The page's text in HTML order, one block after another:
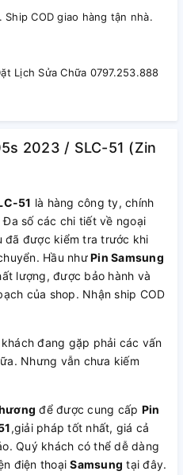
COD giao hàng tận nhà.
Lịch Sửa Chữa 0797.253.888
2023 / SLC-51 (Zin
51 là hàng công ty, chính
số các chi tiết về ngoại
đã được kiểm tra trước khi
Hầu nhưPin Samsung
lượng, được bảo hành và
của shop. Nhận ship COD
đang gặp phải các vấn
Nhưng vẫn chưa kiếm
để được cung cấp Pin
,giải pháp tốt nhất, giá cả
Quý khách có thể dễ dàng
điện thoạiSamsung tại đây.